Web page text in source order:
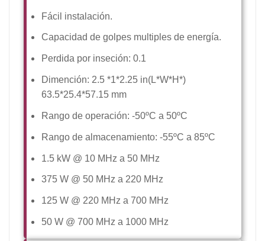
Fácil instalación.
Capacidad de golpes multiples de energía.
Perdida por inseción: 0.1
Dimención: 2.5 *1*2.25 in(L*W*H*)
63.5*25.4*57.15 mm
Rango de operación: -50ºC a 50ºC
Rango de almacenamiento: -55ºC a 85ºC
1.5 kW @ 10 MHz a 50 MHz
375 W @ 50 MHz a 220 MHz
125 W @ 220 MHz a 700 MHz
50 W @ 700 MHz a 1000 MHz